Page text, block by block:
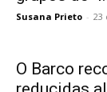
Susana Prieto - 23
O Barco